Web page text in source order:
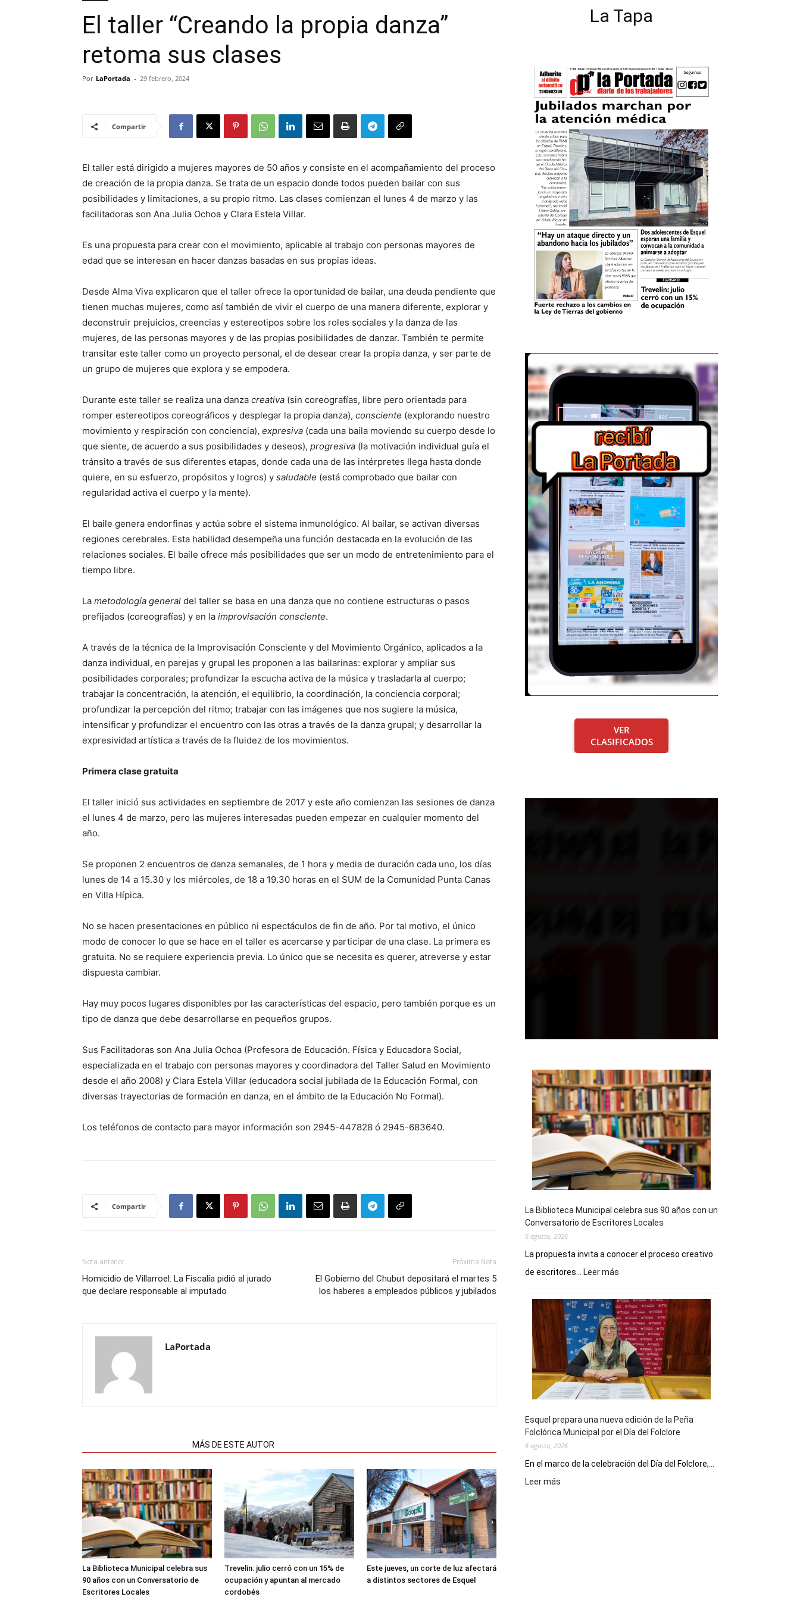
El taller “Creando la propia danza”
retoma sus clases
Por LaPortada - 29 febrero, 2024
Compartir
El taller está dirigido a mujeres mayores de 50 años y consiste en el acompañamiento del proceso
de creación de la propia danza. Se trata de un espacio donde todos pueden bailar con sus
posibilidades y limitaciones, a su propio ritmo. Las clases comienzan el lunes 4 de marzo y las
facilitadoras son Ana Julia Ochoa y Clara Estela Villar.
Es una propuesta para crear con el movimiento, aplicable al trabajo con personas mayores de
edad que se interesan en hacer danzas basadas en sus propias ideas.
Desde Alma Viva explicaron que el taller ofrece la oportunidad de bailar, una deuda pendiente que
tienen muchas mujeres, como así también de vivir el cuerpo de una manera diferente, explorar y
deconstruir prejuicios, creencias y estereotipos sobre los roles sociales y la danza de las
mujeres, de las personas mayores y de las propias posibilidades de danzar. También te permite
transitar este taller como un proyecto personal, el de desear crear la propia danza, y ser parte de
un grupo de mujeres que explora y se empodera.
Durante este taller se realiza una danza creativa (sin coreografías, libre pero orientada para
romper estereotipos coreográficos y desplegar la propia danza), consciente (explorando nuestro
movimiento y respiración con conciencia), expresiva (cada una baila moviendo su cuerpo desde lo
que siente, de acuerdo a sus posibilidades y deseos), progresiva (la motivación individual guía el
tránsito a través de sus diferentes etapas, donde cada una de las intérpretes llega hasta donde
quiere, en su esfuerzo, propósitos y logros) y saludable (está comprobado que bailar con
regularidad activa el cuerpo y la mente).
El baile genera endorfinas y actúa sobre el sistema inmunológico. Al bailar, se activan diversas
regiones cerebrales. Esta habilidad desempeña una función destacada en la evolución de las
relaciones sociales. El baile ofrece más posibilidades que ser un modo de entretenimiento para el
tiempo libre.
La metodología general del taller se basa en una danza que no contiene estructuras o pasos
prefijados (coreografías) y en la improvisación consciente.
A través de la técnica de la Improvisación Consciente y del Movimiento Orgánico, aplicados a la
danza individual, en parejas y grupal les proponen a las bailarinas: explorar y ampliar sus
posibilidades corporales; profundizar la escucha activa de la música y trasladarla al cuerpo;
trabajar la concentración, la atención, el equilibrio, la coordinación, la conciencia corporal;
profundizar la percepción del ritmo; trabajar con las imágenes que nos sugiere la música,
intensificar y profundizar el encuentro con las otras a través de la danza grupal; y desarrollar la
expresividad artística a través de la fluidez de los movimientos.
Primera clase gratuita
El taller inició sus actividades en septiembre de 2017 y este año comienzan las sesiones de danza
el lunes 4 de marzo, pero las mujeres interesadas pueden empezar en cualquier momento del
año.
Se proponen 2 encuentros de danza semanales, de 1 hora y media de duración cada uno, los días
lunes de 14 a 15.30 y los miércoles, de 18 a 19.30 horas en el SUM de la Comunidad Punta Canas
en Villa Hípica.
No se hacen presentaciones en público ni espectáculos de fin de año. Por tal motivo, el único
modo de conocer lo que se hace en el taller es acercarse y participar de una clase. La primera es
gratuita. No se requiere experiencia previa. Lo único que se necesita es querer, atreverse y estar
dispuesta cambiar.
Hay muy pocos lugares disponibles por las características del espacio, pero también porque es un
tipo de danza que debe desarrollarse en pequeños grupos.
Sus Facilitadoras son Ana Julia Ochoa (Profesora de Educación. Física y Educadora Social,
especializada en el trabajo con personas mayores y coordinadora del Taller Salud en Movimiento
desde el año 2008) y Clara Estela Villar (educadora social jubilada de la Educación Formal, con
diversas trayectorias de formación en danza, en el ámbito de la Educación No Formal).
Los teléfonos de contacto para mayor información son 2945-447828 ó 2945-683640.
Compartir
Nota anterior
Homicidio de Villarroel: La Fiscalía pidió al jurado
que declare responsable al imputado
Próxima Nota
El Gobierno del Chubut depositará el martes 5
los haberes a empleados públicos y jubilados
LaPortada
MÁS DE ESTE AUTOR
La Biblioteca Municipal celebra sus
90 años con un Conversatorio de
Escritores Locales
Trevelin: julio cerró con un 15% de
ocupación y apuntan al mercado
cordobés
Este jueves, un corte de luz afectará
a distintos sectores de Esquel
La Tapa
VER
CLASIFICADOS
La Biblioteca Municipal celebra sus 90 años con un
Conversatorio de Escritores Locales
6 agosto, 2026
La propuesta invita a conocer el proceso creativo
de escritores...
Leer más
Municipal
celebra
sus
90
años
con
un
Conversatorio
Escritores
Locales
Esquel prepara una nueva edición de la Peña
Folclórica Municipal por el Día del Folclore
6 agosto, 2026
En el marco de la celebración del Día del Folclore,...
Leer más